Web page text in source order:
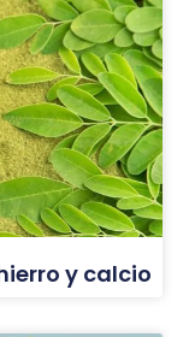
y calcio